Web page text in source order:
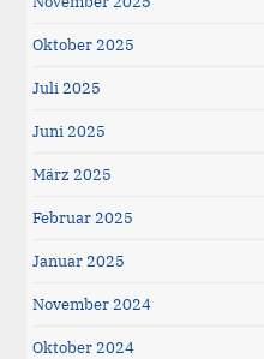
Oktober 2025
Juli 2025
Juni 2025
März 2025
Februar 2025
Januar 2025
November 2024
Oktober 2024